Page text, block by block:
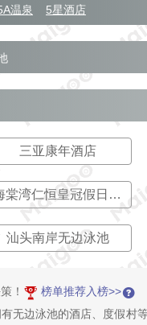
温泉 5星酒店
三亚康年酒店
海棠湾仁恒皇冠假日度假酒店
汕头南岸无边泳池
！
榜单推荐入榜>>
无边泳池的酒店、度假村
太阳能支架
安全门
生活服务
生态板
风机
空气能取暖
空气能